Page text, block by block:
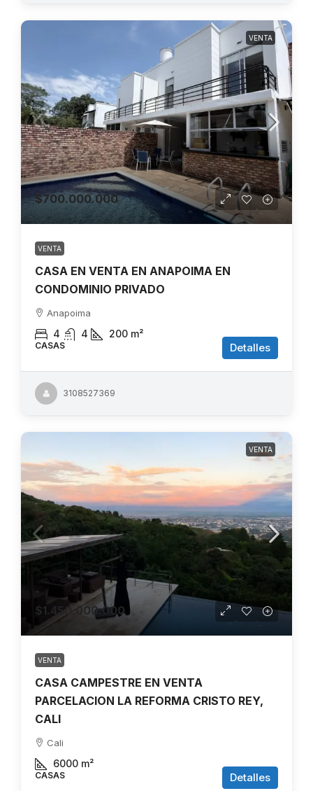
VENTA
$700.000.000
VENTA
CASA EN VENTA EN ANAPOIMA EN
CONDOMINIO PRIVADO
Anapoima
4 4 200 m²
CASAS Detalles
3108527369
VENTA
$1.450.000.000
VENTA
CASA CAMPESTRE EN VENTA
PARCELACION LA REFORMA CRISTO REY,
CALI
Cali
6000 m²
CASAS Detalles